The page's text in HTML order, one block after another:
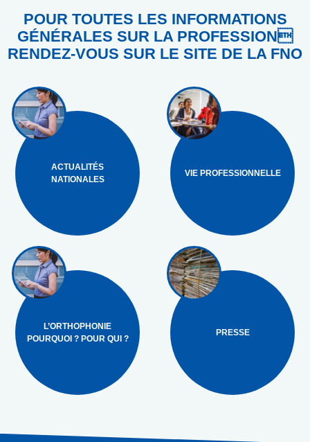
POUR TOUTES LES INFORMATIONS
GÉNÉRALES SUR LA PROFESSION
RENDEZ-VOUS SUR LE SITE DE LA FNO
ACTUALITÉS
NATIONALES
VIE PROFESSIONNELLE
L’ORTHOPHONIE
POURQUOI ? POUR QUI ?
PRESSE